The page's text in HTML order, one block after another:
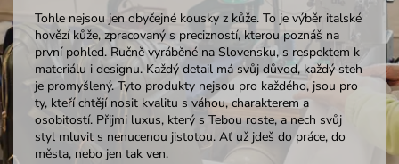
Tohle nejsou jen obyčejné kousky z kůže. To je výběr italské
hovězí kůže, zpracovaný s precizností, kterou poznáš na
první pohled. Ručně vyráběné na Slovensku, s respektem k
materiálu i designu. Každý detail má svůj důvod, každý steh
je promyšlený. Tyto produkty nejsou pro každého, jsou pro
ty, kteří chtějí nosit kvalitu s váhou, charakterem a
osobitostí. Přijmi luxus, který s Tebou roste, a nech svůj
styl mluvit s nenucenou jistotou. Ať už jdeš do práce, do
města, nebo jen tak ven.